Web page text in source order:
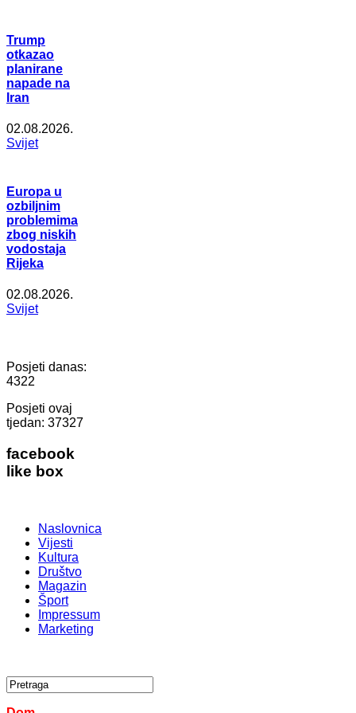
Trump
otkazao
planirane
napade na
Iran
02.08.2026.
Svijet
Europa u
ozbiljnim
problemima
zbog niskih
vodostaja
Rijeka
02.08.2026.
Svijet
Posjeti danas:
4322
Posjeti ovaj
tjedan: 37327
facebook
like box
Naslovnica
Vijesti
Kultura
Društvo
Magazin
Šport
Impressum
Marketing